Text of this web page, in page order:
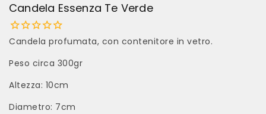
Candela Essenza Te Verde
Candela profumata, con contenitore in vetro.
Peso circa 300gr
Altezza: 10cm
Diametro: 7cm